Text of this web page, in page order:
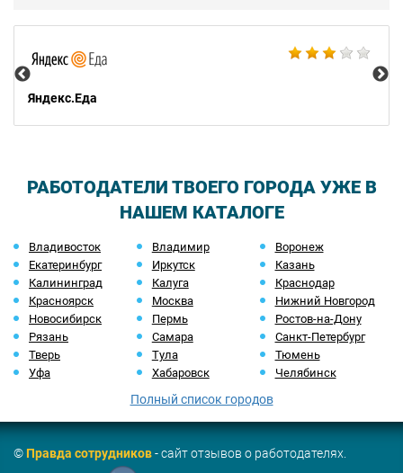
Яндекс.Еда
РАБОТОДАТЕЛИ ТВОЕГО ГОРОДА УЖЕ В
НАШЕМ КАТАЛОГЕ
Владивосток Владимир
Воронеж
Екатеринбург
Иркутск
Казань
Калининград
Калуга
Краснодар
Красноярск
Москва
Нижний Новгород
Новосибирск
Пермь
Ростов-на-Дону
Рязань
Самара
Санкт-Петербург
Тверь
Тула
Тюмень
Уфа
Хабаровск Челябинск
Полный список городов
©Правда сотрудников- сайт отзывов о работодателях.